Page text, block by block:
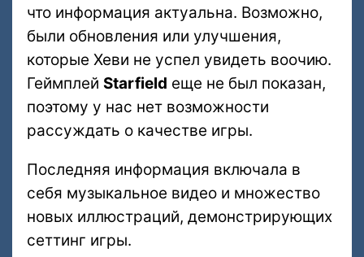
что информация актуальна. Возможно,
были обновления или улучшения,
которые Хеви не успел увидеть воочию.
Геймплей Starfield еще не был показан,
поэтому у нас нет возможности
рассуждать о качестве игры.
Последняя информация включала в
себя музыкальное видео и множество
новых иллюстраций, демонстрирующих
сеттинг игры.